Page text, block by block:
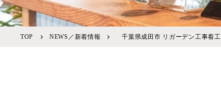
TOP NEWS／新着情報 千葉県成田市 リガーデン工事着工